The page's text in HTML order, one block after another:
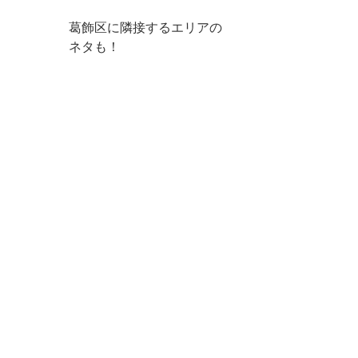
葛飾区に隣接するエリアの
ネタも！